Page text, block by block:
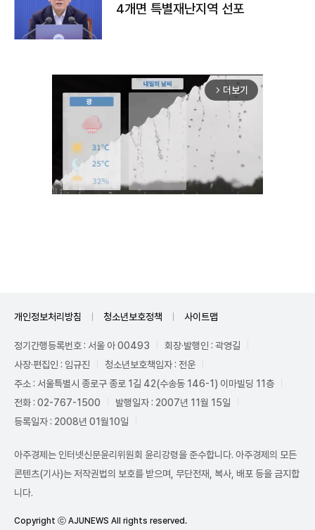
4개면 특별재난지역 선포
arrow_forward_ios 더보기
개인정보처리방침 청소년보호정책 사이트맵
정기간행등록번호 : 서울 아 00493
회장·발행인 : 곽영길
사장·편집인 : 임규진
청소년보호책임자 : 전운
주소 : 서울특별시 종로구 종로 1길 42(수송동 146-1) 이마빌딩 11층
전화 : 02-767-1500
발행일자 : 2007년 11월 15일
등록일자 : 2008년 01월10일
아주경제는 인터넷신문윤리위원회 윤리강령을 준수합니다. 아주경제의 모든
콘텐츠(기사)는 저작권법의 보호를 받으며, 무단전재, 복사, 배포 등을 금지합
니다.
Copyright ⓒ AJUNEWS All rights reserved.